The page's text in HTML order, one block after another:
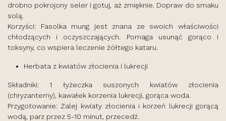
drobno pokrojony seler i gotuj, aż zmięknie. Dopraw do smaku
solą.
Korzyści: Fasolka mung jest znana ze swoich właściwości
chłodzących i oczyszczających. Pomaga usunąć gorąco i
toksyny, co wspiera leczenie żółtego kataru.
Herbata z kwiatów złocienia i lukrecji
Składniki: 1 łyżeczka suszonych kwiatów złocienia
(chryzantemy), kawałek korzenia lukrecji, gorąca woda.
Przygotowanie: Zalej kwiaty złocienia i korzeń lukrecji gorącą
wodą, parz przez 5-10 minut, przecedź.